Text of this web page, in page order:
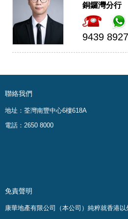
銅鑼灣分行
9439 8927
聯絡我們
地址：荃灣南豐中心6樓618A
電話：2650 8000
免責聲明
康華地產有限公司（本公司）純粹就香港